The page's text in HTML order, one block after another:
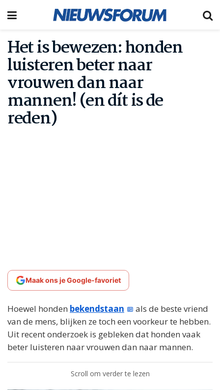
Het is bewezen: honden
luisteren beter naar
vrouwen dan naar
mannen! (en dít is de
reden)
Maak ons je Google-favoriet
Hoewel honden bekendstaan
als de beste vriend
van de mens, blijken ze toch een voorkeur te hebben.
Uit recent onderzoek is gebleken dat honden vaak
beter luisteren naar vrouwen dan naar mannen.
Scroll om verder te lezen